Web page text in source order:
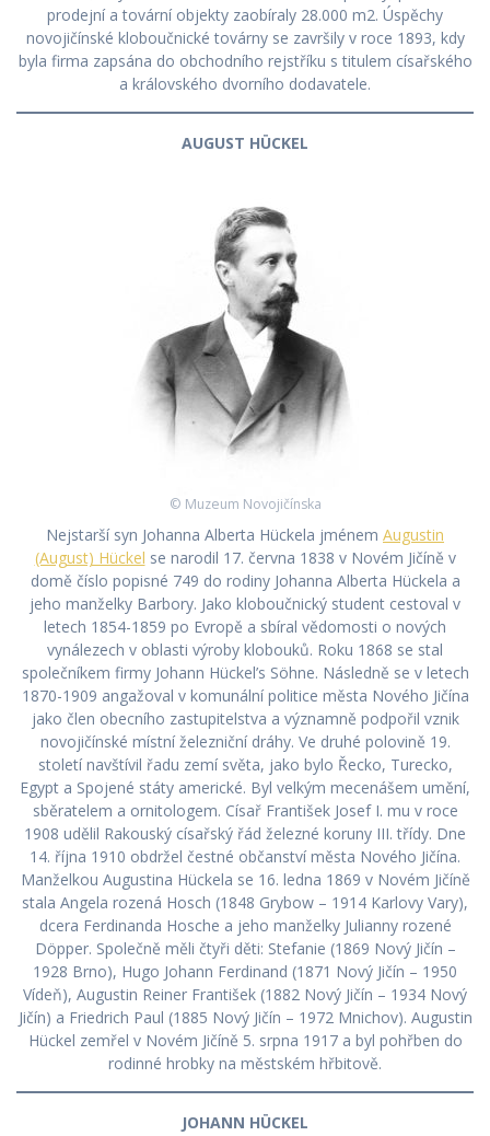
prodejní a tovární objekty zaobíraly 28.000 m2. Úspěchy
novojičínské kloboučnické továrny se završily v roce 1893, kdy
byla firma zapsána do obchodního rejstříku s titulem císařského
a královského dvorního dodavatele.
AUGUST HÜCKEL
© Muzeum Novojičínska
Nejstarší syn Johanna Alberta Hückela jménem Augustin
(August) Hückel se narodil 17. června 1838 v Novém Jičíně v
domě číslo popisné 749 do rodiny Johanna Alberta Hückela a
jeho manželky Barbory. Jako kloboučnický student cestoval v
letech 1854-1859 po Evropě a sbíral vědomosti o nových
vynálezech v oblasti výroby klobouků. Roku 1868 se stal
společníkem firmy Johann Hückel’s Söhne. Následně se v letech
1870-1909 angažoval v komunální politice města Nového Jičína
jako člen obecního zastupitelstva a významně podpořil vznik
novojičínské místní železniční dráhy. Ve druhé polovině 19.
století navštívil řadu zemí světa, jako bylo Řecko, Turecko,
Egypt a Spojené státy americké. Byl velkým mecenášem umění,
sběratelem a ornitologem. Císař František Josef I. mu v roce
1908 udělil Rakouský císařský řád železné koruny III. třídy. Dne
14. října 1910 obdržel čestné občanství města Nového Jičína.
Manželkou Augustina Hückela se 16. ledna 1869 v Novém Jičíně
stala Angela rozená Hosch (1848 Grybow – 1914 Karlovy Vary),
dcera Ferdinanda Hosche a jeho manželky Julianny rozené
Döpper. Společně měli čtyři děti: Stefanie (1869 Nový Jičín –
1928 Brno), Hugo Johann Ferdinand (1871 Nový Jičín – 1950
Vídeň), Augustin Reiner František (1882 Nový Jičín – 1934 Nový
Jičín) a Friedrich Paul (1885 Nový Jičín – 1972 Mnichov). Augustin
Hückel zemřel v Novém Jičíně 5. srpna 1917 a byl pohřben do
rodinné hrobky na městském hřbitově.
JOHANN HÜCKEL